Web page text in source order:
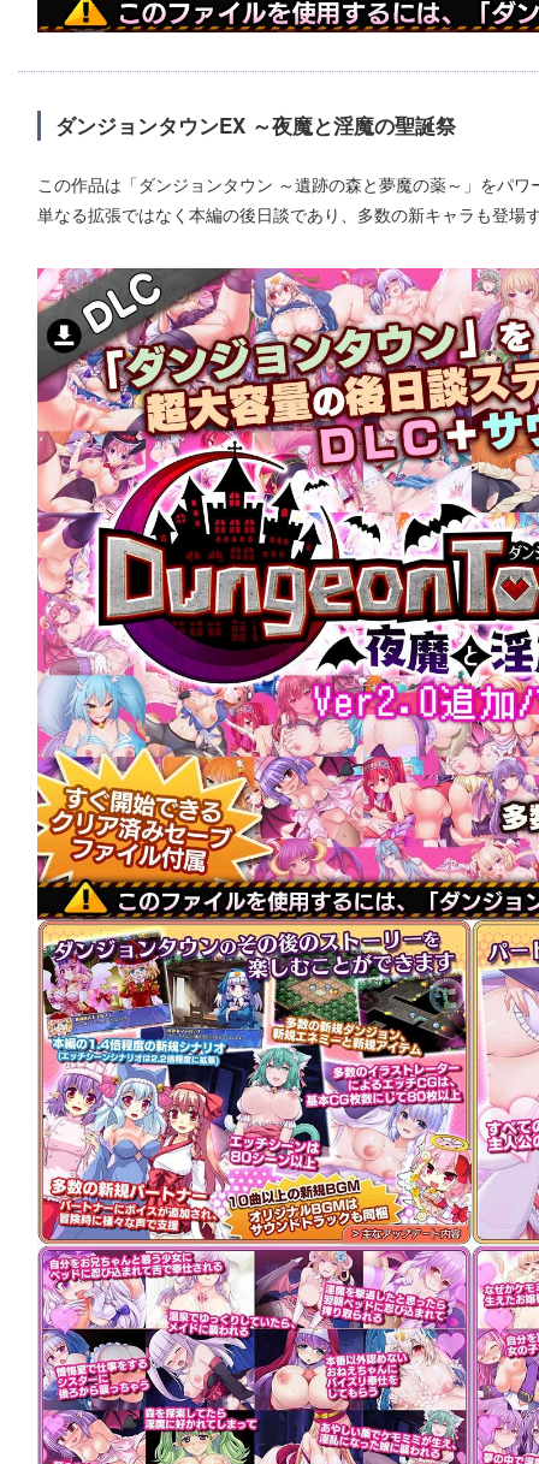
ダンジョンタウンEX ～夜魔と淫魔の聖誕祭
この作品は「ダンジョンタウン ～遺跡の森と夢魔の薬～」をパ
単なる拡張ではなく本編の後日談であり、多数の新キャラも登場